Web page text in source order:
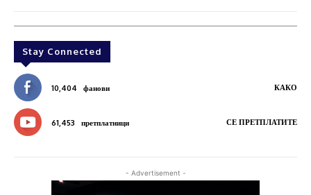
Stay Connected
10,404 фанови КАКО
61,453 претплатници СЕ ПРЕТПЛАТИТЕ
- Advertisement -